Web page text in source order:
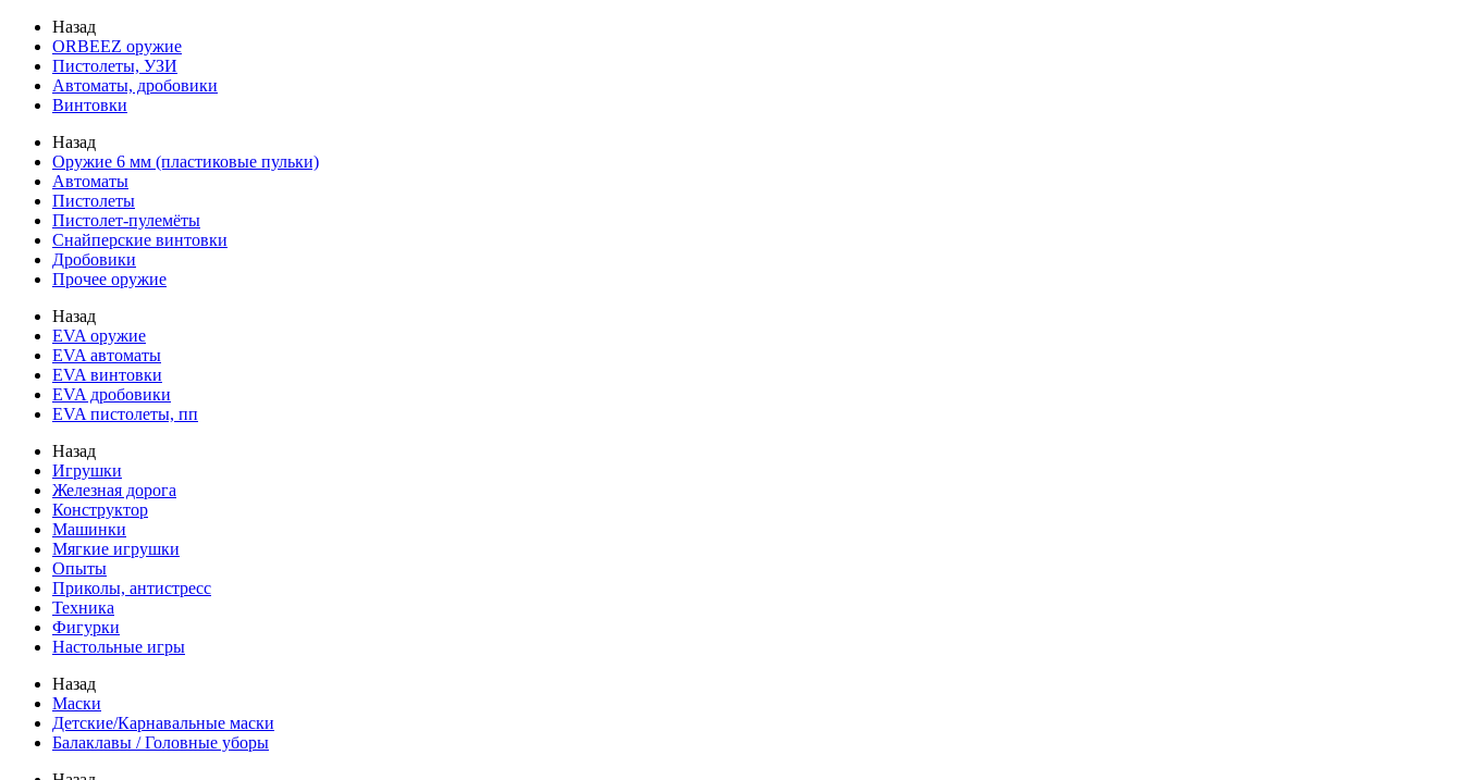
Назад
ORBEEZ оружие
Пистолеты, УЗИ
Автоматы, дробовики
Винтовки
Назад
Оружие 6 мм (пластиковые пульки)
Автоматы
Пистолеты
Пистолет-пулемёты
Снайперские винтовки
Дробовики
Прочее оружие
Назад
EVA оружие
EVA автоматы
EVA винтовки
EVA дробовики
EVA пистолеты, пп
Назад
Игрушки
Железная дорога
Конструктор
Машинки
Мягкие игрушки
Опыты
Приколы, антистресс
Техника
Фигурки
Настольные игры
Назад
Маски
Детские/Карнавальные маски
Балаклавы / Головные уборы